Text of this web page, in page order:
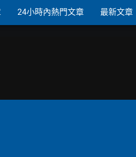
24小時內熱門文章 最新文章